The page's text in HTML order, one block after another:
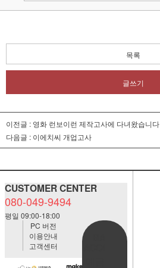
목록
글쓰기
이전글 : 영화 런보이런 제작고사에 다녀왔습니다
다음글 : 이에치씨 개업고사
CUSTOMER CENTER
080-049-9494
평일 09:00-18:00
PC 버전
이용안내
고객센터